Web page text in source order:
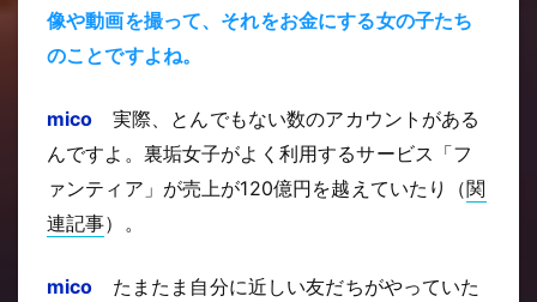
像や動画を撮って、それをお金にする女の子たち
のことですよね。
mico 実際、とんでもない数のアカウントがある
んですよ。裏垢女子がよく利用するサービス「フ
ァンティア」が売上が120億円を越えていたり（関
連記事）。
mico たまたま自分に近しい友だちがやっていた